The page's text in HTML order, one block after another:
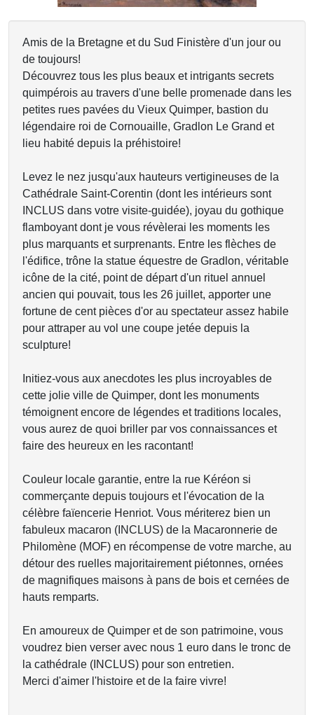
Amis de la Bretagne et du Sud Finistère d'un jour ou
de toujours!
Découvrez tous les plus beaux et intrigants secrets
quimpérois au travers d'une belle promenade dans les
petites rues pavées du Vieux Quimper, bastion du
légendaire roi de Cornouaille, Gradlon Le Grand et
lieu habité depuis la préhistoire!
Levez le nez jusqu'aux hauteurs vertigineuses de la
Cathédrale Saint-Corentin (dont les intérieurs sont
INCLUS dans votre visite-guidée), joyau du gothique
flamboyant dont je vous révèlerai les moments les
plus marquants et surprenants. Entre les flèches de
l'édifice, trône la statue équestre de Gradlon, véritable
icône de la cité, point de départ d'un rituel annuel
ancien qui pouvait, tous les 26 juillet, apporter une
fortune de cent pièces d'or au spectateur assez habile
pour attraper au vol une coupe jetée depuis la
sculpture!
Initiez-vous aux anecdotes les plus incroyables de
cette jolie ville de Quimper, dont les monuments
témoignent encore de légendes et traditions locales,
vous aurez de quoi briller par vos connaissances et
faire des heureux en les racontant!
Couleur locale garantie, entre la rue Kéréon si
commerçante depuis toujours et l'évocation de la
célèbre faïencerie Henriot. Vous mériterez bien un
fabuleux macaron (INCLUS) de la Macaronnerie de
Philomène (MOF) en récompense de votre marche, au
détour des ruelles majoritairement piétonnes, ornées
de magnifiques maisons à pans de bois et cernées de
hauts remparts.
En amoureux de Quimper et de son patrimoine, vous
voudrez bien verser avec nous 1 euro dans le tronc de
la cathédrale (INCLUS) pour son entretien.
Merci d'aimer l'histoire et de la faire vivre!